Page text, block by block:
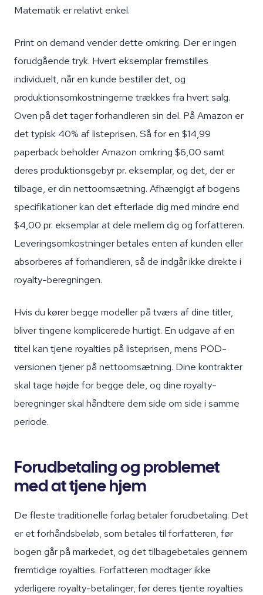
Matematik er relativt enkel.
Print on demand vender dette omkring. Der er ingen
forudgående tryk. Hvert eksemplar fremstilles
individuelt, når en kunde bestiller det, og
produktionsomkostningerne trækkes fra hvert salg.
Oven på det tager forhandleren sin del. På Amazon er
det typisk 40% af listeprisen. Så for en $14,99
paperback beholder Amazon omkring $6,00 samt
deres produktionsgebyr pr. eksemplar, og det, der er
tilbage, er din nettoomsætning. Afhængigt af bogens
specifikationer kan det efterlade dig med mindre end
$4,00 pr. eksemplar at dele mellem dig og forfatteren.
Leveringsomkostninger betales enten af kunden eller
absorberes af forhandleren, så de indgår ikke direkte i
royalty-beregningen.
Hvis du kører begge modeller på tværs af dine titler,
bliver tingene komplicerede hurtigt. En udgave af en
titel kan tjene royalties på listeprisen, mens POD-
versionen tjener på nettoomsætning. Dine kontrakter
skal tage højde for begge dele, og dine royalty-
beregninger skal håndtere dem side om side i samme
periode.
Forudbetaling og problemet
med at tjene hjem
De fleste traditionelle forlag betaler forudbetaling. Det
er et forhåndsbeløb, som betales til forfatteren, før
bogen går på markedet, og det tilbagebetales gennem
fremtidige royalties. Forfatteren modtager ikke
yderligere royalty-betalinger, før deres tjente royalties